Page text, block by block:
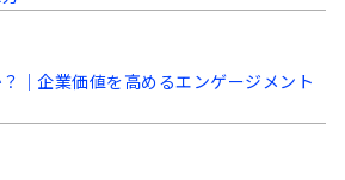
｜企業価値を高めるエンゲージメント